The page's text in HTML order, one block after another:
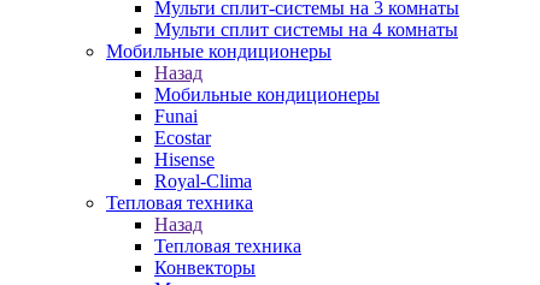
Мульти сплит-системы на 3 комнаты
Мульти сплит системы на 4 комнаты
Мобильные кондиционеры
Назад
Мобильные кондиционеры
Funai
Ecostar
Hisense
Royal-Clima
Тепловая техника
Назад
Тепловая техника
Конвекторы